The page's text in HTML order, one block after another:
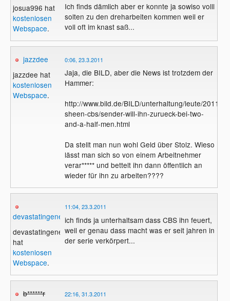
josua996 hat
kostenlosen
Webspace.
Ich finds dämlich aber er konnte ja sowiso volll
solten zu den dreharbeiten kommen weil er
voll oft im knast saß...
jazzdee
jazzdee hat
kostenlosen
Webspace.
0:06, 23.3.2011
Jaja, die BILD, aber die News ist trotzdem der
Hammer:
http://www.bild.de/BILD/unterhaltung/leute/2011/
sheen-cbs/sender-will-ihn-zurueck-bei-two-
and-a-half-men.html
Da stellt man nun wohl Geld über Stolz. Wieso
lässt man sich so von einem Arbeitnehmer
verar***** und bettelt ihn dann öffentlich an
wieder für ihn zu arbeiten????
devastatingenemy
devastatingenemy
hat
kostenlosen
Webspace.
11:04, 23.3.2011
ich finds ja unterhaltsam dass CBS ihn feuert,
weil er genau dass macht was er seit jahren in
der serie verkörpert...
b******r 22:16, 31.3.2011